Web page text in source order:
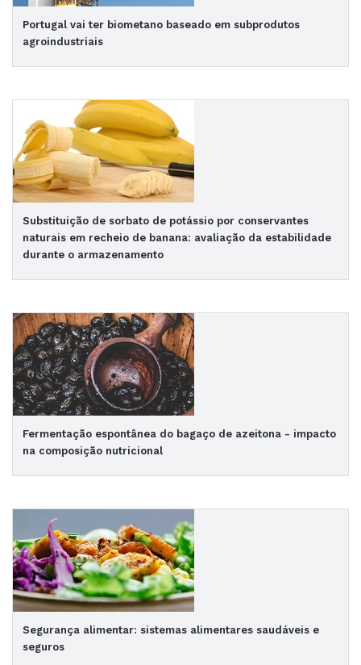
Portugal vai ter biometano baseado em subprodutos
agroindustriais
Substituição de sorbato de potássio por conservantes
naturais em recheio de banana: avaliação da estabilidade
durante o armazenamento
Fermentação espontânea do bagaço de azeitona - impacto
na composição nutricional
Segurança alimentar: sistemas alimentares saudáveis e
seguros